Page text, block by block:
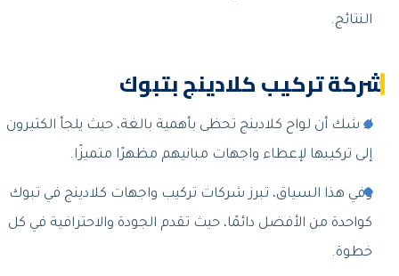
النتائج.
شركة تركيب كلادينج بتبوك
لا شك أن لواح كلادينج تحظى بأهمية بالغة، حيث يلجأ الكثيرون
إلى تركيبها لإعطاء واجهات مبانيهم مظهرًا متميزًا.
وفي هذا السياق، تبرز شركات تركيب واجهات كلادينج في تبوك
كواحدة من الأفضل دائمًا، حيث تقدم الجودة والاحترافية في كل
خطوة.